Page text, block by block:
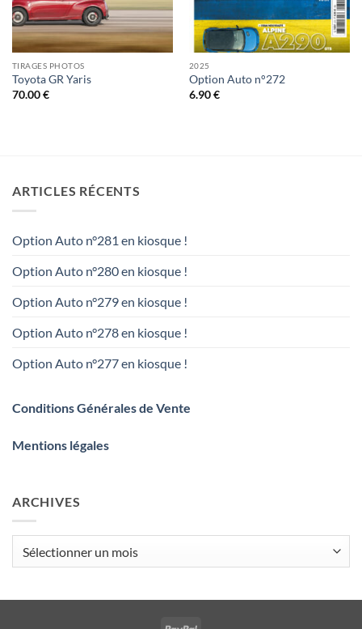
TIRAGES PHOTOS
Toyota GR Yaris
70.00€
2025
Option Auto n°272
6.90€
ARTICLES RÉCENTS
Option Auto n°281 en kiosque !
Option Auto n°280 en kiosque !
Option Auto n°279 en kiosque !
Option Auto n°278 en kiosque !
Option Auto n°277 en kiosque !
Conditions Générales de Vente
Mentions légales
ARCHIVES